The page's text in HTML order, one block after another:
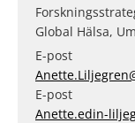
Global Hälsa,
E-post
E-post
Anette.edin-